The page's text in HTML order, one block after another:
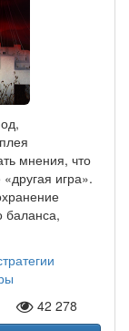
мнения, что
игра».
баланса,
42 278